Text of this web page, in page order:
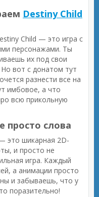
Destiny Child
Child — это игра с
персонажами. Ты
их под свои
вот с донатом тут
разнести все на
имбовое, а что
всю прикольную
просто слова
это шикарная 2D-
и просто не
игра. Каждый
а анимации просто
и забываешь, что у
поразительно!